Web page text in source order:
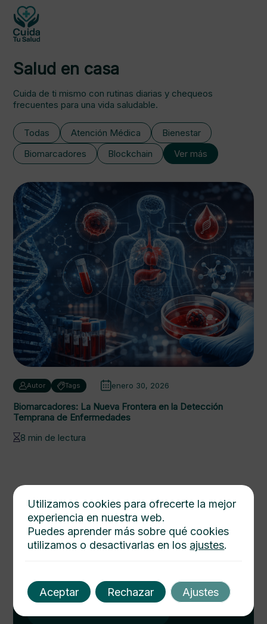
Salud en casa
Cuida de ti mismo con rutinas diarias y chequeos
frecuentes para una vida saludable.
Todas Atención Médica
Bienestar
Biomarcadores
Blockchain Ver más
Autor Tags enero 30, 2026
Biomarcadores: La Nueva Frontera en la Detección
Temprana de Enfermedades
8 min de lectura
Cuida tu salud hoy
consejos médicos. Salud integral al alcance de un
click. Consulta y protege a tu familia.
Utilizamos cookies para ofrecerte la mejor
experiencia en nuestra web.
Puedes aprender más sobre qué cookies
utilizamos o desactivarlas en los ajustes.
Aceptar Rechazar Ajustes